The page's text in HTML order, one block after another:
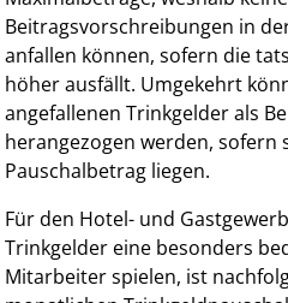
Beitragsvorschreibungen in
anfallen können, sofern die
höher ausfällt. Umgekehrt
angefallenen Trinkgelder als
herangezogen werden, sofern
Pauschalbetrag liegen.
Für den Hotel- und
Trinkgelder eine besonders
Mitarbeiter spielen, ist